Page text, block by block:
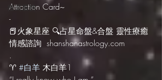
推薦服務
Attraction Card~
-
📕火象星座 🔍占星命盤&合盤 靈性療癒
情感諮詢  shanshanastrology.com
.
♈️ #白羊 木白羊1